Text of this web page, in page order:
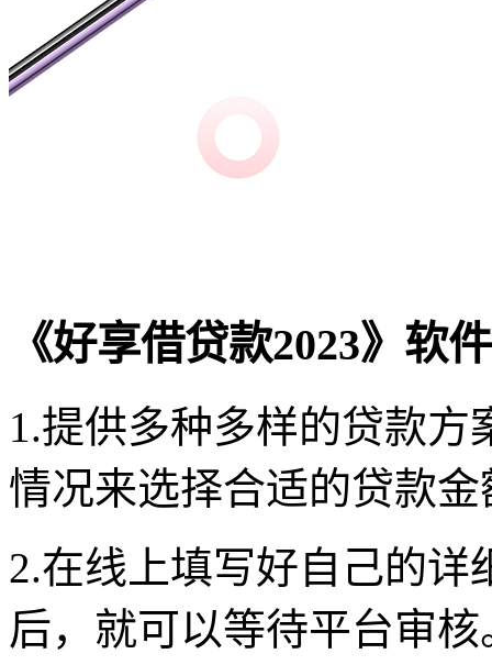
《好享借贷款2023》软
1.提供多种多样的贷款
情况来选择合适的贷款金
2.在线上填写好自己的详
后，就可以等待平台审核